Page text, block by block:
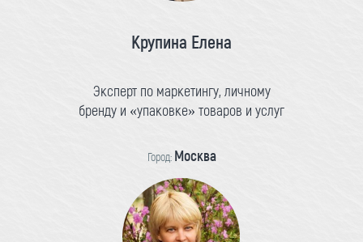
Крупина Елена
Эксперт по маркетингу, личному
бренду и «упаковке» товаров и услуг
Город: Москва